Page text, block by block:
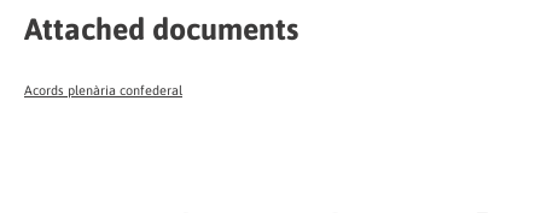
Attached documents
Acords plenària confederal